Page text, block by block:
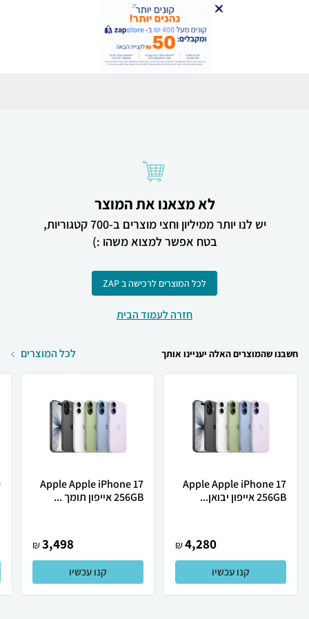
לא מצאנו את המוצר
יש לנו יותר ממיליון וחצי מוצרים ב-700 קטגוריות,
בטח אפשר למצוא משהו :)
לכל המוצרים לרכישה ב ZAP
חזרה לעמוד הבית
חשבנו שהמוצרים האלה יעניינו אותך לכל המוצרים
Apple Apple iPhone 17
256GB אייפון יבואן...
4,280
₪
קנו עכשיו
Apple Apple iPhone 17
256GB אייפון תומך ...
3,498
₪
קנו עכשיו